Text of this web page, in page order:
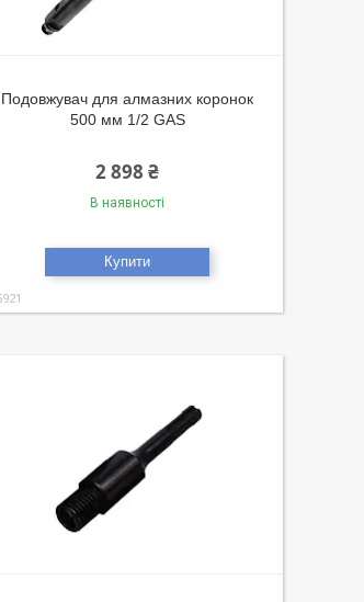
Подовжувач для алмазних коронок
500 мм 1/2 GAS
2 898 ₴
В наявності
Купити